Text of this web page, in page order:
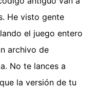
He visto gente
el juego entero
archivo de
No te lances a
la versión de tu